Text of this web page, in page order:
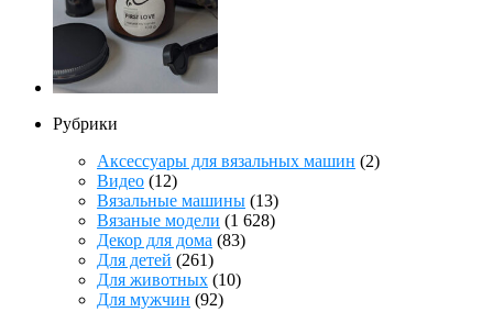
Рубрики
Аксессуары для вязальных машин (2)
Видео (12)
Вязальные машины (13)
Вязаные модели (1 628)
Декор для дома (83)
Для детей (261)
Для животных (10)
Для мужчин (92)